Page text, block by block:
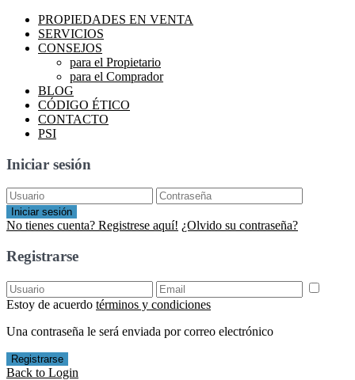
PROPIEDADES EN VENTA
SERVICIOS
CONSEJOS
para el Propietario
para el Comprador
BLOG
CÓDIGO ÉTICO
CONTACTO
PSI
Iniciar sesión
Iniciar sesión
No tienes cuenta? Registrese aquí! ¿Olvido su contraseña?
Registrarse
Estoy de acuerdo términos y condiciones
Una contraseña le será enviada por correo electrónico
Registrarse
Back to Login